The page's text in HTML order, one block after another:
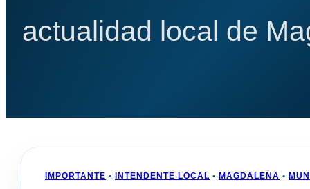
actualidad local de
IMPORTANTE • INTENDENTE LOCAL • MAGDALENA •